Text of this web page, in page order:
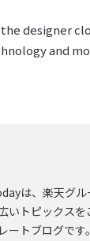
designer
and
は、楽天グル
いトピックスを
ートブログです。